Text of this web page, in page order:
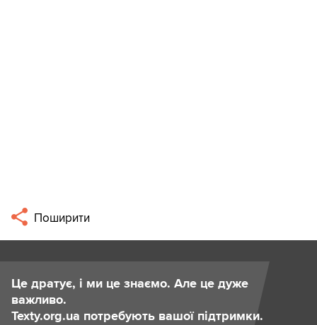
Поширити
Це дратує, і ми це знаємо. Але це дуже
важливо.
Texty.org.ua потребують вашої підтримки.